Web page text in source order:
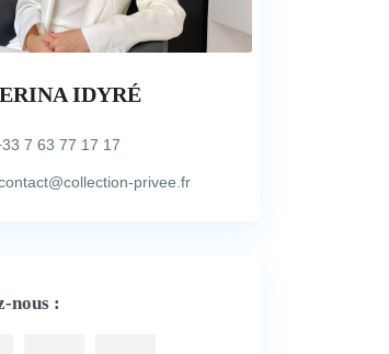
IDYRÉ
7 63 77 17 17
privee.fr
nous :